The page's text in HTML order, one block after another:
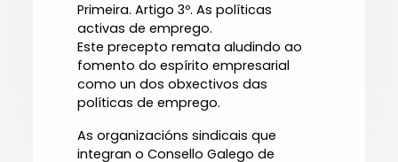
Primeira. Artigo 3º. As políticas
activas de emprego.
Este precepto remata aludindo ao
fomento do espírito empresarial
como un dos obxectivos das
políticas de emprego.
As organizacións sindicais que
integran o Consello Galego de